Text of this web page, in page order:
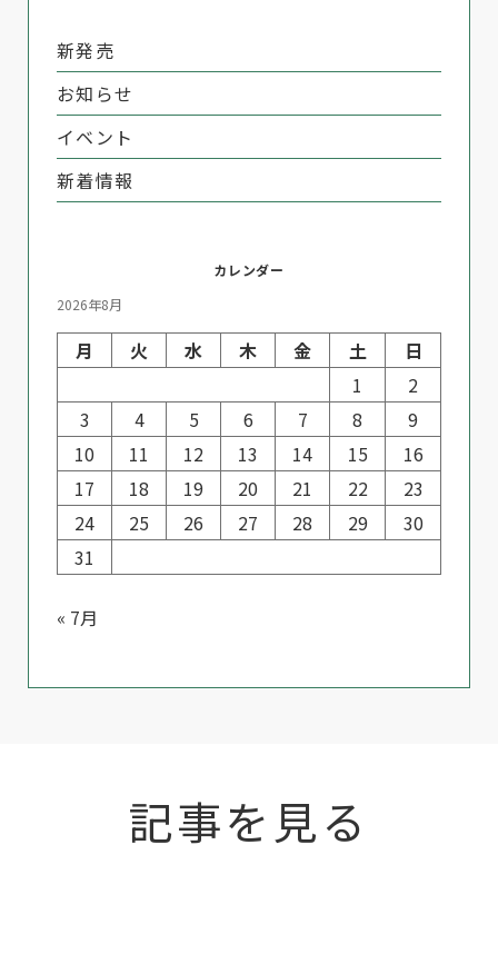
新発売
お知らせ
イベント
新着情報
カレンダー
2026年8月
月 火 水 木 金 土
日
1
2
3
4 5 6 7 8
9
10
11 12 13 14 15
16
17
18 19 20 21 22
23
24
25 26 27 28 29
30
31
« 7月
記事を見る